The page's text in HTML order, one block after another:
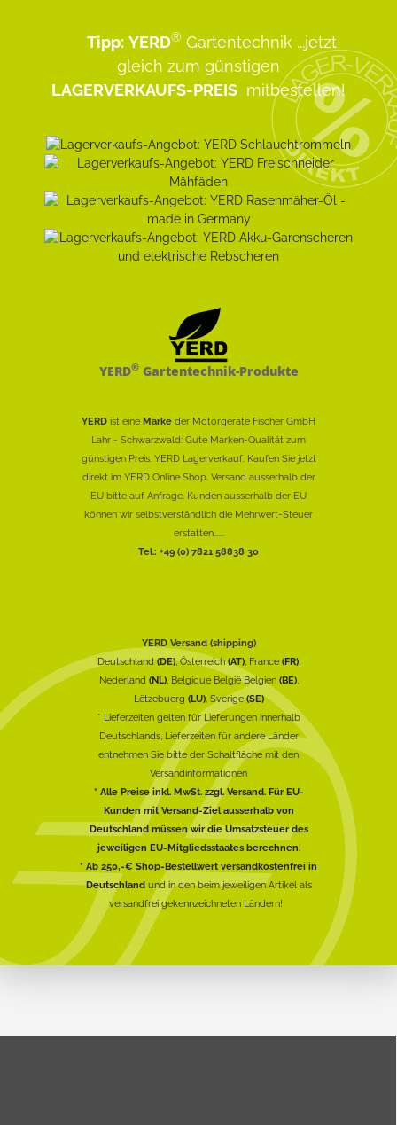
Tipp: YERD® Gartentechnik ...jetzt
gleich zum günstigen
LAGERVERKAUFS-PREIS mitbestellen!
YERD®Gartentechnik-Produkte
YERD ist eine Marke der Motorgeräte Fischer GmbH
Lahr - Schwarzwald: Gute Marken-Qualität zum
günstigen Preis. YERD Lagerverkauf: Kaufen Sie jetzt
direkt im YERD Online Shop. Versand ausserhalb der
EU bitte auf Anfrage. Kunden ausserhalb der EU
können wir selbstverständlich die Mehrwert-Steuer
erstatten......
Tel.: +49 (0) 7821 58838 30
YERD Versand (shipping)
Deutschland(DE), Österreich(AT), France (FR),
Nederland (NL), Belgique België Belgien (BE),
Lëtzebuerg (LU), Sverige(SE)
* Lieferzeiten gelten für Lieferungen innerhalb
Deutschlands, Lieferzeiten für andere Länder
entnehmen Sie bitte der Schaltfläche mit den
Versandinformationen
* Alle Preise inkl. MwSt. zzgl. Versand. Für EU-
Kunden mit Versand-Ziel ausserhalb von
Deutschland müssen wir die Umsatzsteuer des
jeweiligen EU-Mitgliedsstaates berechnen.
* Ab 250,-€ Shop-Bestellwert versandkostenfrei in
Deutschlandund in den beim jeweiligen Artikel als
versandfrei gekennzeichneten Ländern!